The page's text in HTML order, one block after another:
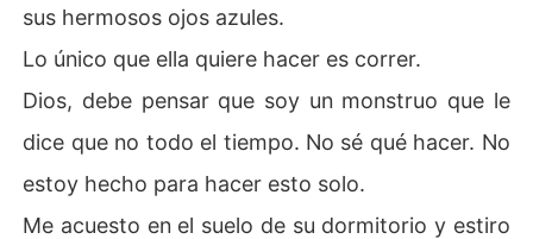
sus hermosos ojos azules.
Lo único que ella quiere hacer es correr.
Dios, debe pensar que soy un monstruo que le
dice que no todo el tiempo. No sé qué hacer. No
estoy hecho para hacer esto solo.
Me acuesto en el suelo de su dormitorio y estiro